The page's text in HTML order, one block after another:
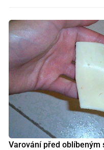
Varování před oblíbeným